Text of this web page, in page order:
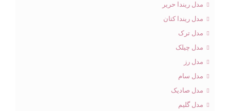
مدل ریندا حریر
مدل ریندا کتان
مدل ترک
مدل چیلک
مدل رز
مدل سام
مدل صادیک
مدل گلیم